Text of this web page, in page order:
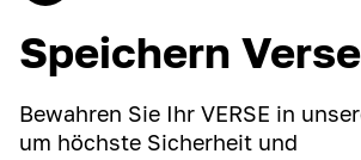
Speichern Verse
Bewahren Sie Ihr VERSE in
um höchste Sicherheit und